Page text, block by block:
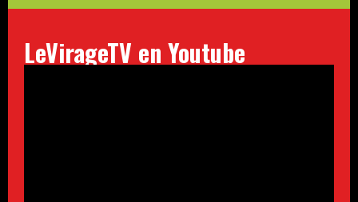
LeVirageTV en Youtube